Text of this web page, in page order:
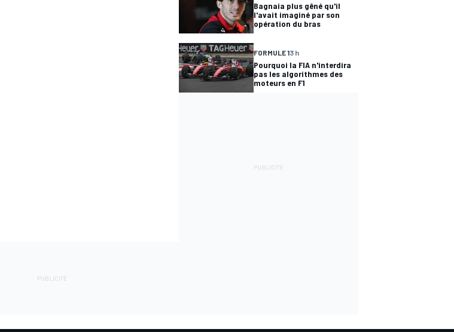
Bagnaia plus gêné qu'il
l'avait imaginé par son
opération du bras
FORMULE 13 h
Pourquoi la FIA n'interdira
pas les algorithmes des
moteurs en F1